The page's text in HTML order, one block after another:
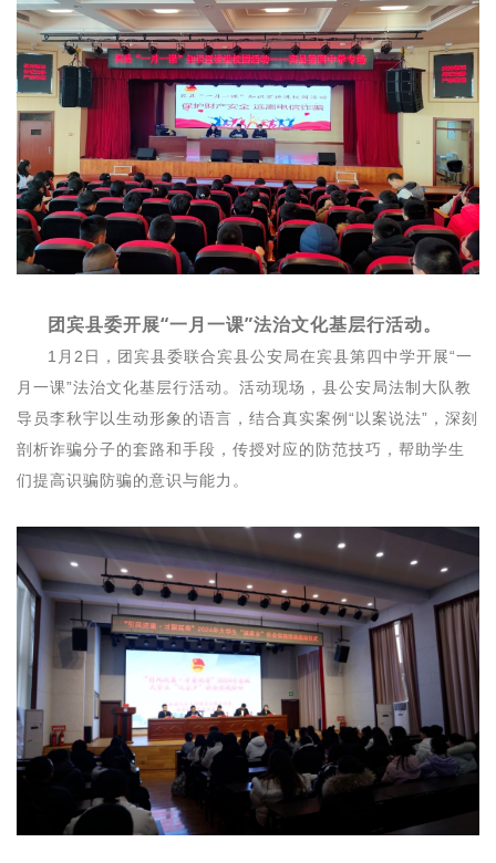
团宾县委开展“一月一课”法治文化基层行活动。
1月2日，团宾县委联合宾县公安局在宾县第四中学开展“一
月一课”法治文化基层行活动。活动现场，县公安局法制大队教
导员李秋宇以生动形象的语言，结合真实案例“以案说法”，深刻
剖析诈骗分子的套路和手段，传授对应的防范技巧，帮助学生
们提高识骗防骗的意识与能力。